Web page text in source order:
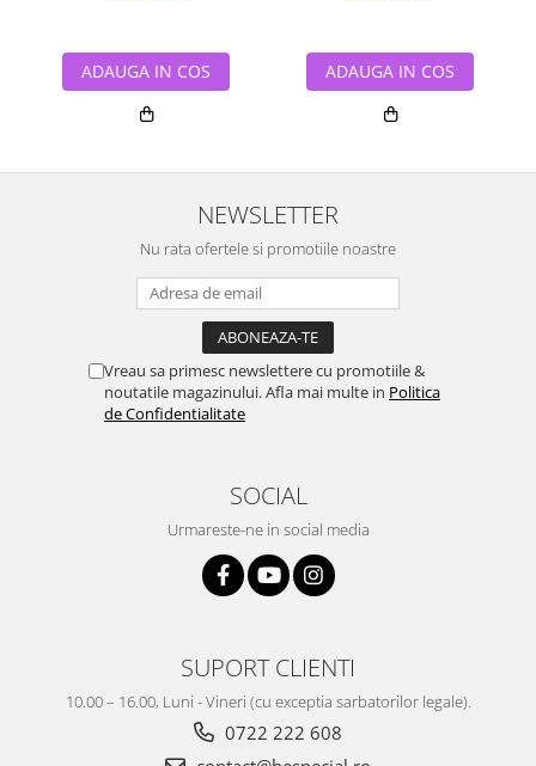
ADAUGA IN COS ADAUGA IN COS
NEWSLETTER
Nu rata ofertele si promotiile noastre
Vreau sa primesc newslettere cu promotiile &
noutatile magazinului. Afla mai multe in Politica
de Confidentialitate
SOCIAL
Urmareste-ne in social media
SUPORT CLIENTI
10.00 – 16.00, Luni - Vineri (cu exceptia sarbatorilor legale).
0722 222 608